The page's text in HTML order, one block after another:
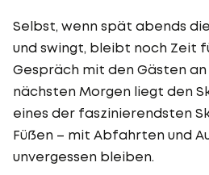
Selbst, wenn spät abends
und swingt, bleibt noch Zeit
Gespräch mit den Gästen an
nächsten Morgen liegt den
eines der faszinierendsten
Füßen – mit Abfahrten und
unvergessen bleiben.